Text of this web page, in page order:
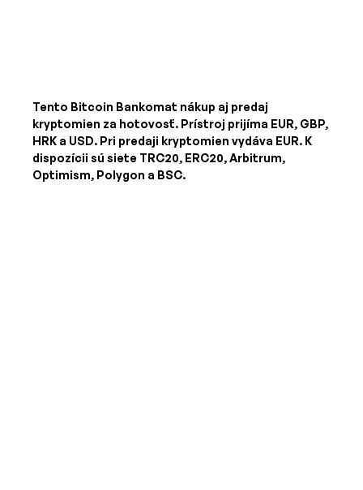
Tento Bitcoin Bankomat nákup aj predaj
kryptomien za hotovosť. Prístroj prijíma EUR, GBP,
HRK a USD. Pri predaji kryptomien vydáva EUR. K
dispozícii sú siete TRC20, ERC20, Arbitrum,
Optimism, Polygon a BSC.